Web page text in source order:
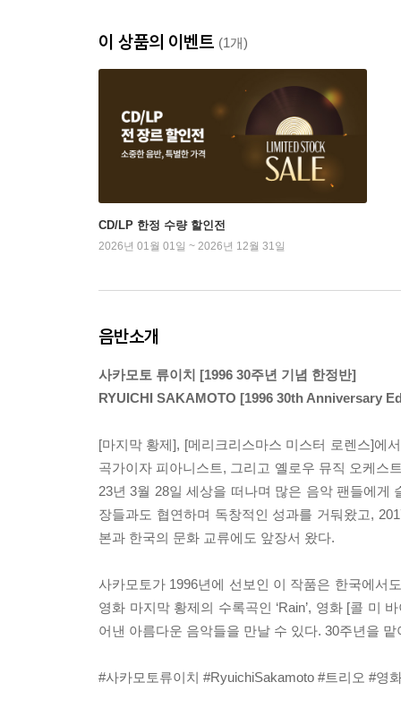
이 상품의 이벤트 (1개)
CD/LP 한정 수량 할인전
2026년 01월 01일 ~ 2026년 12월 31일
음반소개
사카모토 류이치 [1996 30주년 기념 한정반]
RYUICHI SAKAMOTO [1996 30th Anniversary
[마지막 황제], [메리크리스마스 미스터 로렌스]에
곡가이자 피아니스트, 그리고 옐로우 뮤직 오케스
23년 3월 28일 세상을 떠나며 많은 음악 팬들에
장들과도 협연하며 독창적인 성과를 거둬왔고,
본과 한국의 문화 교류에도 앞장서 왔다.
사카모토가 1996년에 선보인 이 작품은 한국에서
영화 마지막 황제의 수록곡인 ‘Rain’, 영화 [콜 미
어낸 아름다운 음악들을 만날 수 있다. 30주년을
#사카모토류이치 #RyuichiSakamoto #트리오 #영